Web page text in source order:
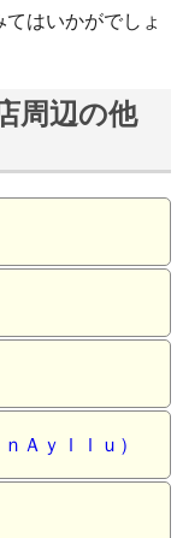
はいかがでしょ
周辺の他
Ａｙｌｌｕ）